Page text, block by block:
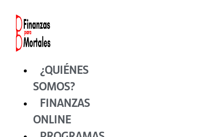
contenido
¿QUIÉNES
SOMOS?
FINANZAS
ONLINE